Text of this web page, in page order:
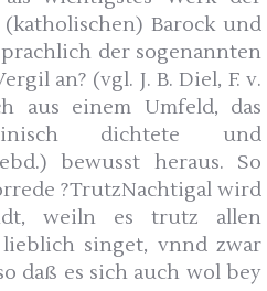
Barock und
der sogenannten
an? (vgl. J. B. Diel, F. v.
aus einem Umfeld, das
dichtete und
bewusst heraus. So
?TrutzNachtigal wird
weiln es trutz allen
singet, vnnd zwar
daß es sich auch wol bey